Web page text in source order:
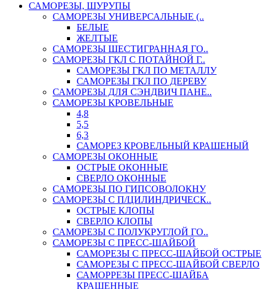
САМОРЕЗЫ, ШУРУПЫ
САМОРЕЗЫ УНИВЕРСАЛЬНЫЕ (..
БЕЛЫЕ
ЖЕЛТЫЕ
САМОРЕЗЫ ШЕСТИГРАННАЯ ГО..
САМОРЕЗЫ ГКЛ С ПОТАЙНОЙ Г..
САМОРЕЗЫ ГКЛ ПО МЕТАЛЛУ
САМОРЕЗЫ ГКЛ ПО ДЕРЕВУ
САМОРЕЗЫ ДЛЯ СЭНДВИЧ ПАНЕ..
САМОРЕЗЫ КРОВЕЛЬНЫЕ
4,8
5,5
6,3
САМОРЕЗ КРОВЕЛЬНЫЙ КРАШЕНЫЙ
САМОРЕЗЫ ОКОННЫЕ
ОСТРЫЕ ОКОННЫЕ
СВЕРЛО ОКОННЫЕ
САМОРЕЗЫ ПО ГИПСОВОЛОКНУ
САМОРЕЗЫ С П/ЦИЛИНДРИЧЕСК..
ОСТРЫЕ КЛОПЫ
СВЕРЛО КЛОПЫ
САМОРЕЗЫ С ПОЛУКРУГЛОЙ ГО..
САМОРЕЗЫ С ПРЕСС-ШАЙБОЙ
САМОРЕЗЫ С ПРЕСС-ШАЙБОЙ ОСТРЫЕ
САМОРЕЗЫ С ПРЕСС-ШАЙБОЙ СВЕРЛО
САМОРРЕЗЫ ПРЕСС-ШАЙБА
КРАШЕННЫЕ